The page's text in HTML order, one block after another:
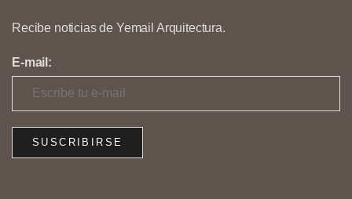
Recibe noticias de Yemail Arquitectura.
E-mail: